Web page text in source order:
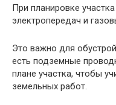
При планировке
электропередач и
Это важно для
есть подземные
плане участка, чтобы
земельных работ.